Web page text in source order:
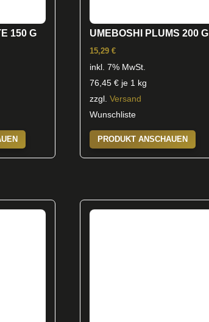
150 G UMEBOSHI PLUMS 200 G
15,29€
inkl. 7% MwSt.
76,45€ je 1 kg
zzgl.Versand
Wunschliste
PRODUKT ANSCHAUEN